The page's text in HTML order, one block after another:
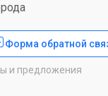
Форма обратной
и предложения